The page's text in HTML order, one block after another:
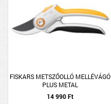
FISKARS METSZŐOLLÓ MELLÉVÁGÓ
PLUS METAL
14 990 Ft